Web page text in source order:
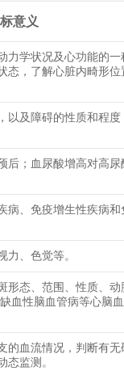
意义
力学状况及心功能的
态，了解心脏内畸形
以及障碍的性质和程
后；血尿酸增高对高
病、免疫增生性疾病和
、色觉等。
形态、范围、性质、
血性脑血管病等心脑
血流情况，判断有无
监测。